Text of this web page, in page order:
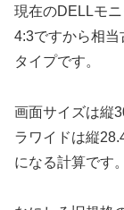
現在のDELLモニ
4:3ですから相
タイプです。
画面サイズは縦
ラワイドは縦
になる計算です。